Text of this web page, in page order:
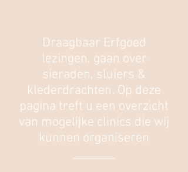
Draagbaar Erfgoed
lezingen, gaan over
sieraden, sluiers &
klederdrachten. Op deze
pagina treft u een overzicht
van mogelijke clinics die wij
kunnen organiseren